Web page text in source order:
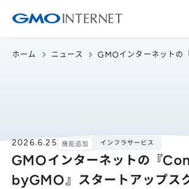
関連会社
アクセス
サービス
インターネット インフラ事業
インターネット 広告・メディア事業
ホーム ニュース GMOインターネット
2026.6.25 機能追加 インフラサービス
GMOインターネットの『
byGMO』スタートアップス